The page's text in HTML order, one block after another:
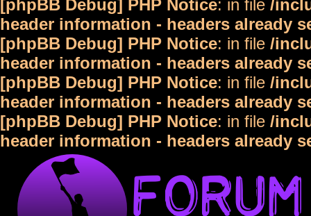
[phpBB Debug] PHP Notice: in file /
header information - headers already
[phpBB Debug] PHP Notice: in file /
header information - headers already
[phpBB Debug] PHP Notice: in file /
header information - headers already
[phpBB Debug] PHP Notice: in file /
header information - headers already